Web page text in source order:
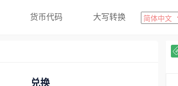
货币代码 大写转换
兑换